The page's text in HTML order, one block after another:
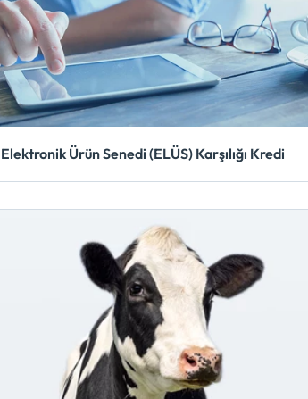
Elektronik Ürün Senedi (ELÜS) Karşılığı Kredi